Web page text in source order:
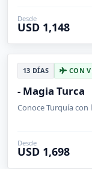
Desde
USD 1,148
13 DÍAS CON
- Magia Turca
Conoce Turquía
Desde
USD 1,698